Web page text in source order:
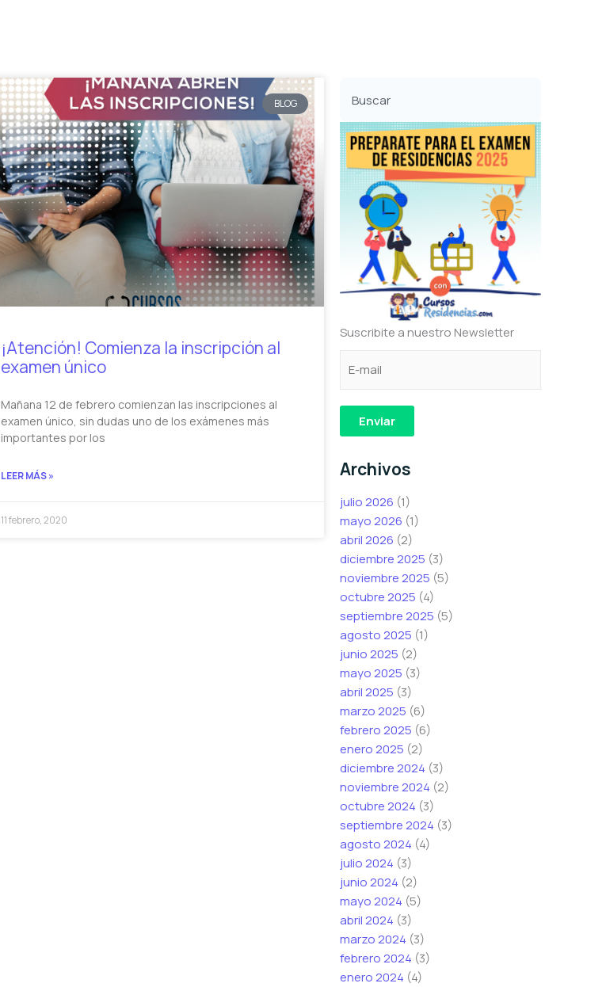
BLOG
¡Atención! Comienza la inscripción al
examen único
Mañana 12 de febrero comienzan las inscripciones al
examen único, sin dudas uno de los exámenes más
importantes por los
LEER MÁS »
11 febrero, 2020
Suscribite a nuestro Newsletter
e
C
r
r
e
o
C
o
r
r
e
o
e
e
e
c
t
r
ó
n
i
c
o
e
e
e
c
t
r
ó
n
i
c
o
*
Enviar
Archivos
julio 2026 (1)
mayo 2026 (1)
abril 2026 (2)
diciembre 2025 (3)
noviembre 2025 (5)
octubre 2025 (4)
septiembre 2025 (5)
agosto 2025 (1)
junio 2025 (2)
mayo 2025 (3)
abril 2025 (3)
marzo 2025 (6)
febrero 2025 (6)
enero 2025 (2)
diciembre 2024 (3)
noviembre 2024 (2)
octubre 2024 (3)
septiembre 2024 (3)
agosto 2024 (4)
julio 2024 (3)
junio 2024 (2)
mayo 2024 (5)
abril 2024 (3)
marzo 2024 (3)
febrero 2024 (3)
enero 2024 (4)